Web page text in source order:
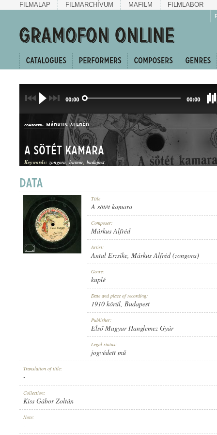
FILMALAP FILMARCHÍVUM MAFILM FILMLABOR
00:00 00:00
COMPOSER: MÁRKUS ALFRÉD
KUPLÉ
ELSŐ MAGYAR HANGLEMEZ GYÁR
RECORD NUMBER:
A sötét kamara
Keywords: zongora humor budapest
Title
A sötét kamara
Composer:
Márkus Alfréd
Artist:
Antal Erzsike, Márkus Alfréd (zongora)
Genre:
kuplé
Date and place of recording:
1910 körül, Budapest
Publisher:
Első Magyar Hanglemez Gyár
Legal status:
jogvédett mű
Translation of title:
-
Collection:
Kiss Gábor Zoltán
Note:
-